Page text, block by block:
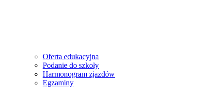
Oferta edukacyjna
Podanie do szkoły
Harmonogram zjazdów
Egzaminy